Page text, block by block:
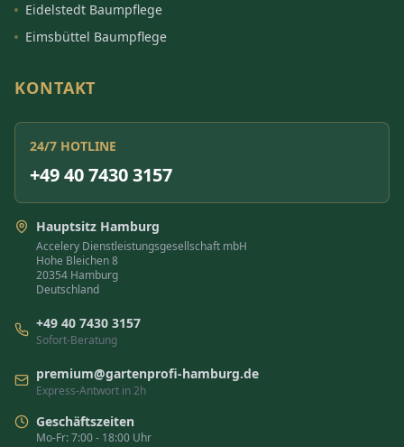
Eidelstedt Baumpflege
Eimsbüttel Baumpflege
KONTAKT
24/7 HOTLINE
+49 40 7430 3157
Hauptsitz Hamburg
Accelery Dienstleistungsgesellschaft mbH
Hohe Bleichen 8
20354 Hamburg
Deutschland
+49 40 7430 3157
Sofort-Beratung
premium@gartenprofi-hamburg.de
Express-Antwort in 2h
Geschäftszeiten
Mo-Fr: 7:00 - 18:00 Uhr